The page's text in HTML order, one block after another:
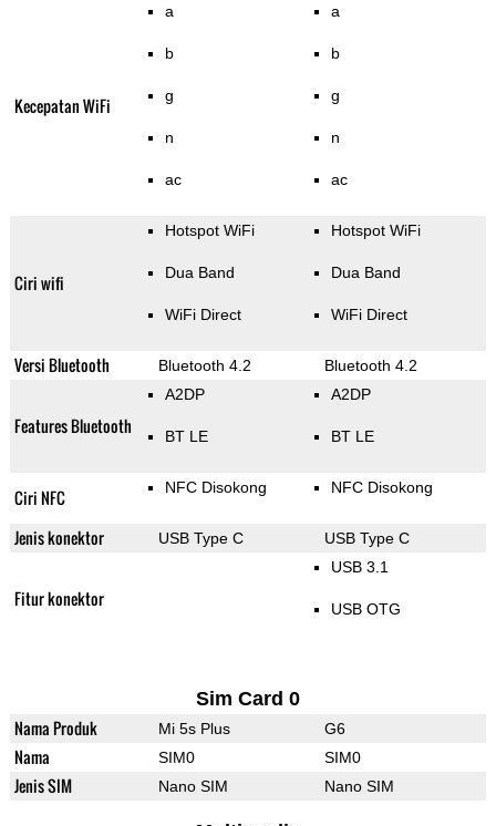
Kecepatan WiFi
a
b
g
n
ac
a
b
g
n
ac
Ciri wifi
Hotspot WiFi
Dua Band
WiFi Direct
Hotspot WiFi
Dua Band
WiFi Direct
Versi Bluetooth Bluetooth 4.2 Bluetooth 4.2
Features Bluetooth
A2DP
BT LE
A2DP
BT LE
Ciri NFC NFC Disokong NFC Disokong
Jenis konektor USB Type C USB Type C
Fitur konektor
USB 3.1
USB OTG
Sim Card 0
Nama Produk Mi 5s Plus G6
Nama SIM0 SIM0
Jenis SIM Nano SIM Nano SIM